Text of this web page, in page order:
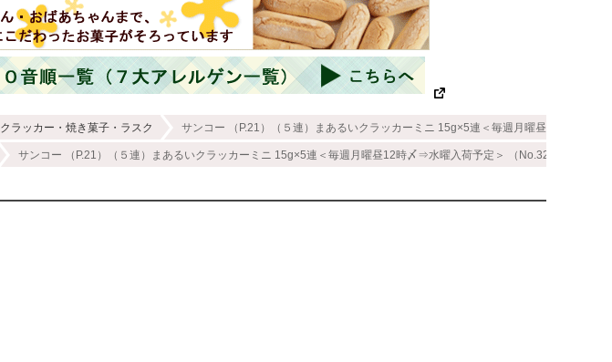
クラッカー・焼き菓子・ラスク サンコー （P.21）（５連）まあるいクラッカーミニ 15g×5連＜毎週月曜昼12時〆⇒水
サンコー （P.21）（５連）まあるいクラッカーミニ 15g×5連＜毎週月曜昼12時〆⇒水曜入荷予定＞ （No.32873）